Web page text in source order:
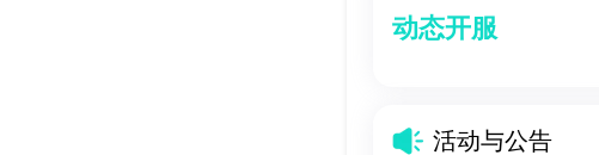
动态开服
活动与公告